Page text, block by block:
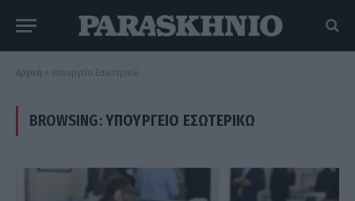
Αρχική » υπουργείο Εσωτερικώ
BROWSING:ΥΠΟΥΡΓΕΊΟ ΕΣΩΤΕΡΙΚΏ